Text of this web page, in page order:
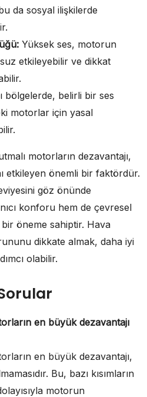
da sosyal ilişkilerde
Yüksek ses, motorun
etkileyebilir ve dikkat
bölgelerde, belirli bir ses
motorlar için yasal
motorların dezavantajı,
etkileyen önemli bir faktördür.
göz önünde
konforu hem de çevresel
öneme sahiptir. Hava
dikkate almak, daha iyi
olabilir.
en büyük dezavantajı
en büyük dezavantajı,
Bu, bazı kısımların
motorun